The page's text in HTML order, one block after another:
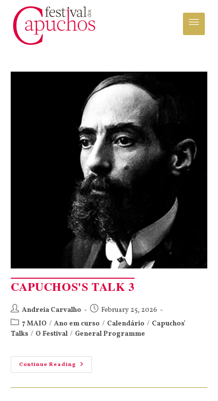
CAPUCHOS'S TALK 3
Andreia Carvalho
February 25, 2026
7 MAIO / Ano em curso / Calendário / Capuchos'
Talks / O Festival / General Programme
Continue Reading